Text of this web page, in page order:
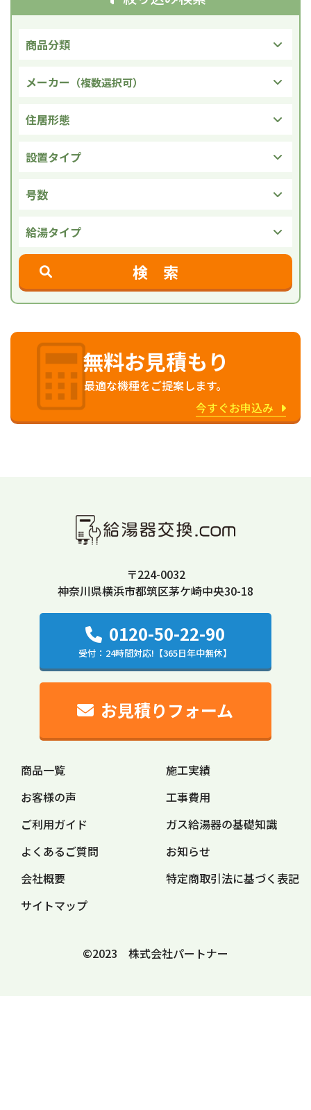
無料お見積もり
最適な機種をご提案します。
今すぐお申込み
商品分類
メーカー （複数選択可）
住居形態
設置タイプ
号数
給湯タイプ
検 索
〒224-0032
神奈川県横浜市都筑区茅ケ崎中央30-18
0120-50-22-90
受付：24時間対応!【365日年中無休】
お見積りフォーム
商品一覧
施工実績
お客様の声
工事費用
ご利用ガイド
ガス給湯器の基礎知識
よくあるご質問
お知らせ
会社概要
特定商取引法に基づく表記
サイトマップ
©2023 株式会社パートナー